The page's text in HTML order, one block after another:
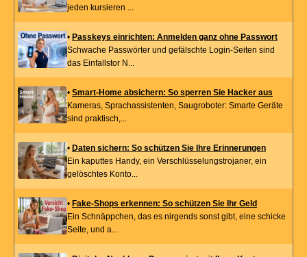
jeden kursieren ...
• Passkeys einrichten: Anmelden ganz ohne Passwort
Schwache Passwörter und gefälschte Login-Seiten sind
das Einfallstor N...
• Smart-Home absichern: So sperren Sie Hacker aus
Kameras, Sprachassistenten, Saugroboter: Smarte Geräte
sind praktisch,...
• Daten sichern: So schützen Sie Ihre Erinnerungen
Ein kaputtes Handy, ein Verschlüsselungstrojaner, ein
gelöschtes Konto...
• Fake-Shops erkennen: So schützen Sie Ihr Geld
Ein Schnäppchen, das es nirgends sonst gibt, eine schicke
Seite, und a...